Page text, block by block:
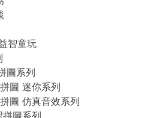
智童玩
圖系列
圖 迷你系列
圖 仿真音效系列
圖系列